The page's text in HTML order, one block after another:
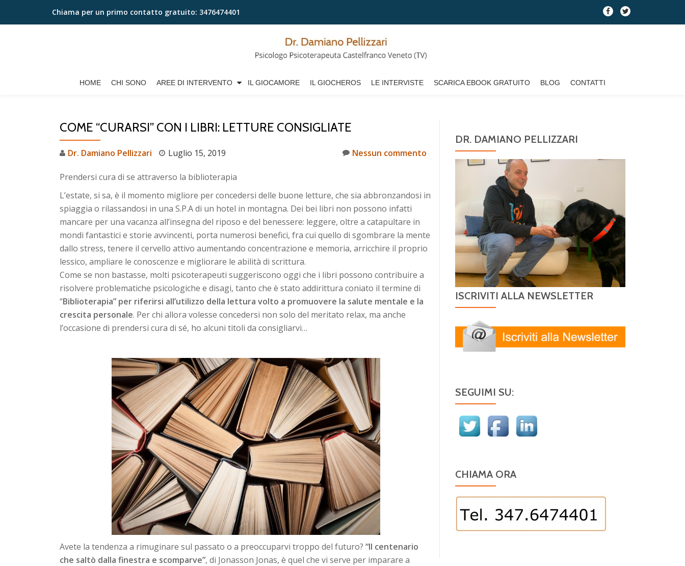
Passa
Chiama per un primo contatto gratuito: 3476474401
fa-
facebook
fa-
twitter
HOME CHI SONO AREE DI INTERVENTO IL GIOCAMORE IL GIOCHEROS LE INTERVISTE SCARICA EBOOK GRATUITO BLOG CONTATTI
COME “CURARSI” CON I LIBRI: LETTURE CONSIGLIATE
Dr. Damiano Pellizzari Luglio 15, 2019 Nessun commento
Prendersi cura di se attraverso la biblioterapia
L’estate, si sa, è il momento migliore per concedersi delle buone letture, che sia abbronzandosi in
spiaggia o rilassandosi in una S.P.A di un hotel in montagna. Dei bei libri non possono infatti
mancare per una vacanza all’insegna del riposo e del benessere: leggere, oltre a catapultare in
mondi fantastici e storie avvincenti, porta numerosi benefici, fra cui quello di sgombrare la mente
dallo stress, tenere il cervello attivo aumentando concentrazione e memoria, arricchire il proprio
lessico, ampliare le conoscenze e migliorare le abilità di scrittura.
Come se non bastasse, molti psicoterapeuti suggeriscono oggi che i libri possono contribuire a
risolvere problematiche psicologiche e disagi, tanto che è stato addirittura coniato il termine di
“Biblioterapia” per riferirsi all’utilizzo della lettura volto a promuovere la salute mentale e la
crescita personale. Per chi allora volesse concedersi non solo del meritato relax, ma anche
l’occasione di prendersi cura di sé, ho alcuni titoli da consigliarvi…
Avete la tendenza a rimuginare sul passato o a preoccuparvi troppo del futuro? “Il centenario
che saltò dalla finestra e scomparve”, di Jonasson Jonas, è quel che vi serve per imparare a
DR. DAMIANO PELLIZZARI
ISCRIVITI ALLA NEWSLETTER
SEGUIMI SU:
CHIAMA ORA